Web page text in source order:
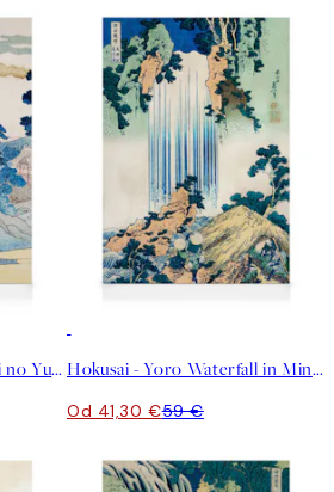
Utagawa Kuniyoshi - Fuji no Yukei Obraz na plátne Hokusai - Yoro Waterfall in Mino Province Obraz na plátne
Od 41,30 €59 €